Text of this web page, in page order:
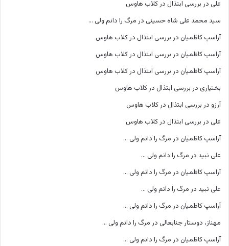
علی در بررسی ابتذال در کلاب هاوس
سید محمد علی شاه حسینی در مرگ را دانم ولی …
آراسپ کاظمیان در بررسی ابتذال در کلاب هاوس
آراسپ کاظمیان در بررسی ابتذال در کلاب هاوس
آراسپ کاظمیان در بررسی ابتذال در کلاب هاوس
بختیاری در بررسی ابتذال در کلاب هاوس
آرزو در بررسی ابتذال در کلاب هاوس
علی در بررسی ابتذال در کلاب هاوس
آراسپ کاظمیان در مرگ را دانم ولی …
علی نبید در مرگ را دانم ولی …
آراسپ کاظمیان در مرگ را دانم ولی …
علی نبید در مرگ را دانم ولی …
آراسپ کاظمیان در مرگ را دانم ولی …
مهناز، دوستار جنابعالی در مرگ را دانم ولی …
آراسپ کاظمیان در مرگ را دانم ولی …